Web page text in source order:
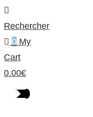
Rechercher
0 My
Cart
0.00€